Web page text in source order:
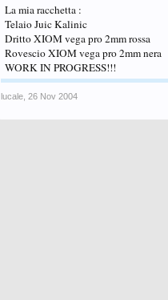
La mia racchetta :
Telaio Juic Kalinic
Dritto XIOM vega pro 2mm rossa
Rovescio XIOM vega pro 2mm nera
WORK IN PROGRESS!!!
lucale 26 Nov 2004